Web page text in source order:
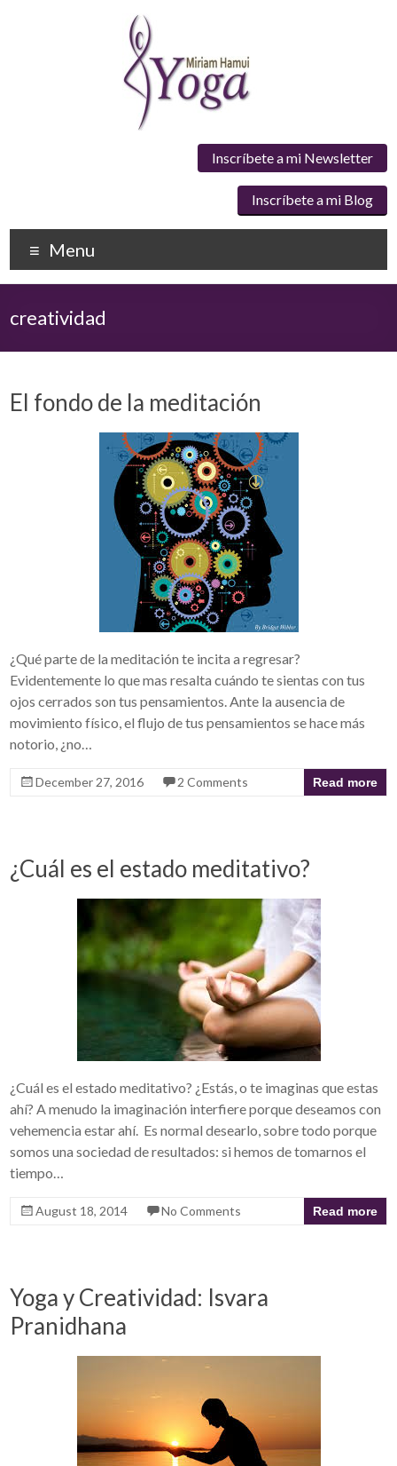
Inscríbete a mi Newsletter
Inscríbete a mi Blog
Menu
creatividad
El fondo de la meditación
¿Qué parte de la meditación te incita a regresar?
Evidentemente lo que mas resalta cuándo te sientas con tus
ojos cerrados son tus pensamientos. Ante la ausencia de
movimiento físico, el flujo de tus pensamientos se hace más
notorio, ¿no…
December 27, 2016 2 Comments Read more
¿Cuál es el estado meditativo?
¿Cuál es el estado meditativo? ¿Estás, o te imaginas que estas
ahí? A menudo la imaginación interfiere porque deseamos con
vehemencia estar ahí. Es normal desearlo, sobre todo porque
somos una sociedad de resultados: si hemos de tomarnos el
tiempo…
August 18, 2014 No Comments Read more
Yoga y Creatividad: Isvara
Pranidhana